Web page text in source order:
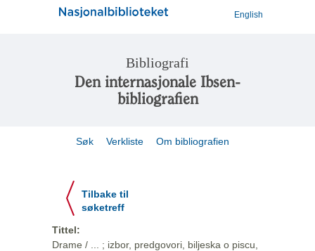
English
Bibliografi
Den internasjonale Ibsen-
bibliografien
Søk Verkliste Om bibliografien
Tilbake til
søketreff
Tittel:
Drame / ... ; izbor, predgovori, biljeska o piscu,